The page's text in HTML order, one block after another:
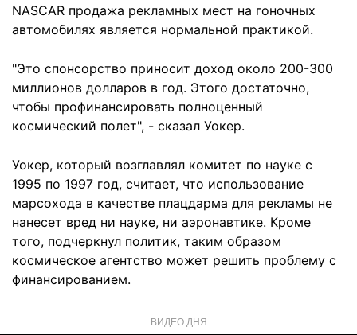
NASCAR продажа рекламных мест на гоночных
автомобилях является нормальной практикой.
"Это спонсорство приносит доход около 200-300
миллионов долларов в год. Этого достаточно,
чтобы профинансировать полноценный
космический полет", - сказал Уокер.
Уокер, который возглавлял комитет по науке с
1995 по 1997 год, считает, что использование
марсохода в качестве плацдарма для рекламы не
нанесет вред ни науке, ни аэронавтике. Кроме
того, подчеркнул политик, таким образом
космическое агентство может решить проблему с
финансированием.
ВИДЕО ДНЯ